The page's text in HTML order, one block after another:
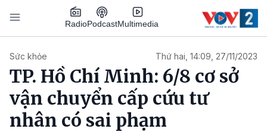
Nhảy đến nội dung
RadioPodcastMultimedia
Sức khỏe Thứ hai, 14:09, 27/11/2023
TP. Hồ Chí Minh: 6/8 cơ sở
vận chuyển cấp cứu tư
nhân có sai phạm